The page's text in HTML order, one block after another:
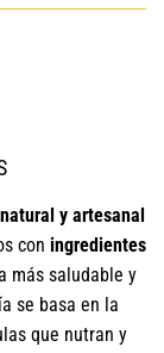
y artesanal
con ingredientes
más saludable y
se basa en la
que nutran y